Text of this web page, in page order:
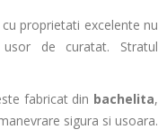
cu proprietati excelente nu
de curatat. Stratul
fabricat din bachelita,
sigura si usoara.